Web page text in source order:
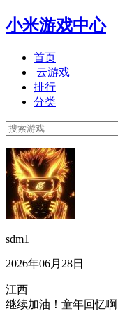
小米游戏中心
首页
云游戏
排行
分类
sdm1
2026年06月28日
江西
继续加油！童年回忆啊